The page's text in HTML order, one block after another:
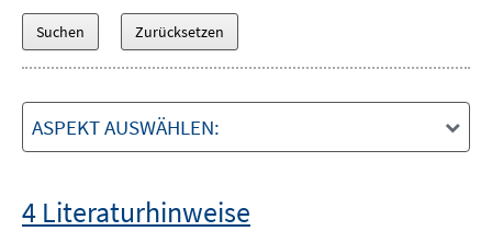
ASPEKT AUSWÄHLEN:
4 Literaturhinweise